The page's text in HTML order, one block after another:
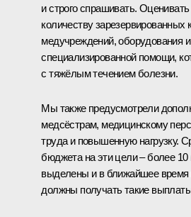
и строго спрашивать.
количеству зарезервированных
медучреждений, оборудования
специализированной помощи,
с тяжёлым течением болезни.
Мы также предусмотрели
медсёстрам, медицинскому
труда и повышенную нагрузку.
бюджета на эти цели – более
выделены и в ближайшее время
должны получать такие